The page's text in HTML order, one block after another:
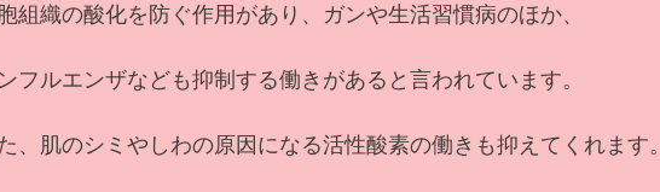
組織の酸化を防ぐ作用があり、ガンや生活習慣病のほか、
フルエンザなども抑制する働きがあると言われています。
、肌のシミやしわの原因になる活性酸素の働きも抑えてくれます。